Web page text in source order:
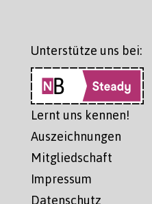
Unterstütze uns bei:
Lernt uns kennen!
Auszeichnungen
Mitgliedschaft
Impressum
Datenschutz